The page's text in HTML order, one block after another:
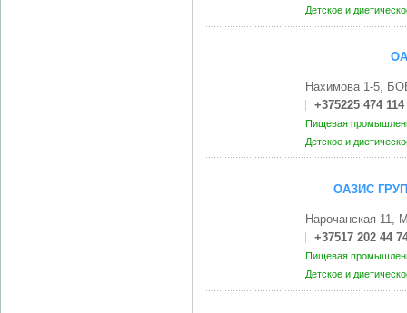
Детское и
Нахимова 1-5,
+375225 474 114
Пищевая
Детское и
ОАЗИС
Нарочанская 11,
+37517 202 44
Пищевая
Детское и